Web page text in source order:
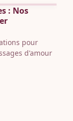
: Nos
pour
d'amour